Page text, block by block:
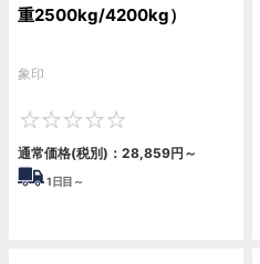
重2500kg/4200kg）
象印
通常価格(税別)： 28,859円 ～
1日目～